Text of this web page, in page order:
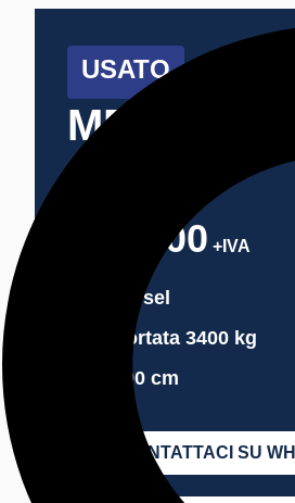
USATO
MERLO
Plus
€33.000 +IVA
Diesel
Portata 3400 kg
700 cm
CONTATTACI SU